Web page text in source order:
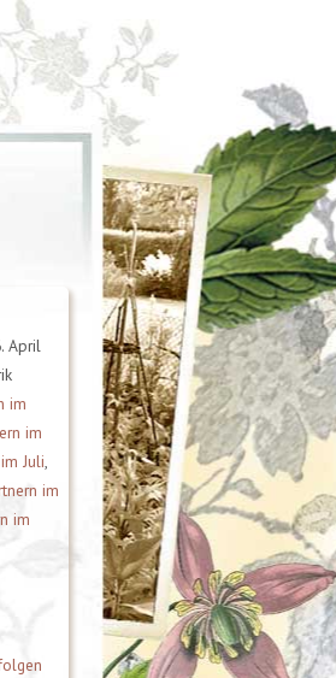
April
im
im
Juli,
im
im